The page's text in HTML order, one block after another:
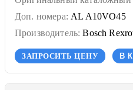
Доп. номера: AL A10VO45
Производитель: Bosch
ЗАПРОСИТЬ ЦЕНУ В